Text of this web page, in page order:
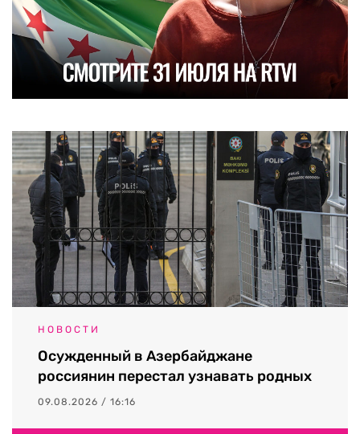
НОВОСТИ
Осужденный в Азербайджане
россиянин перестал узнавать родных
09.08.2026 / 16:16